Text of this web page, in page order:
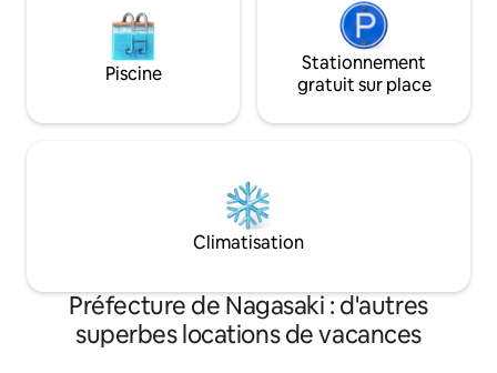
enfants.Vous y trouverez également
une cuisine entièrement équipée où
vous pouvez cuisiner, même pour les
séjour inoubliable ; c'est bien plus qu'un
Shianbashi Animaux acceptés ・Parking
gratuit pour 3 voitures maximum (*sur
réservation) ・Équipements pour
WiFi haut débit • Grand projecteur et
télévision compatible avec Netflix +
grand canapé ・Jeux de société (Jenga,
Blackbeard, UNO, cartes à jouer, etc.) ・
et de Dejima. La rénovation a modernisé
la cuisine, les
les toilettes et
en utilisant les
l'époque où il a
nous nettoyons,
Piscine
Stationnement
gratuit sur place
Climatisation
Préfecture de Nagasaki : d'autres
superbes locations de vacances